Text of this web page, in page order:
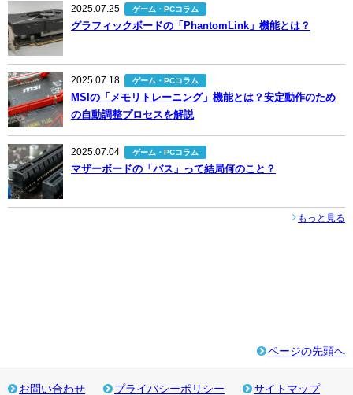
2025.07.25 ゲーム・PCコラム
グラフィックボードの「PhantomLink」機能とは？
2025.07.18 ゲーム・PCコラム
MSIの「メモリトレーニング」機能とは？安定動作のため
の自動調整プロセスを解説
2025.07.04 ゲーム・PCコラム
マザーボードの「バス」って結局何のこと？
もっと見る
ページの先頭へ
お問い合わせ プライバシーポリシー サイトマップ